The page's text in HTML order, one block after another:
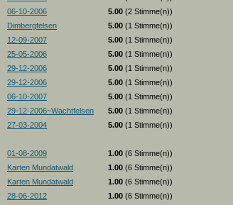
06-10-2006 5.00 (2 Stimme(n))
Dimbergfelsen 5.00 (1 Stimme(n))
12-09-2007 5.00 (1 Stimme(n))
25-05-2006 5.00 (1 Stimme(n))
29-12-2006 5.00 (1 Stimme(n))
29-12-2006 5.00 (1 Stimme(n))
06-10-2007 5.00 (1 Stimme(n))
29-12-2006~Wachtfelsen 5.00 (1 Stimme(n))
27-03-2004 5.00 (1 Stimme(n))
01-08-2009 1.00 (6 Stimme(n))
Karten Mundatwald 1.00 (6 Stimme(n))
Karten Mundatwald 1.00 (6 Stimme(n))
28-06-2012 1.00 (6 Stimme(n))